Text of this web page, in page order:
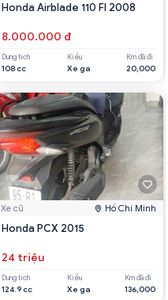
Honda Airblade 110 FI 2008
8.000.000 đ
Dung tích
108 cc
Kiểu
Xe ga
Km đã đi
20,000
Xe cũ Hồ Chí Minh
Honda PCX 2015
24 triệu
Dung tích
124.9 cc
Kiểu
Xe ga
Km đã đi
136,000